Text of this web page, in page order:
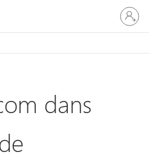
vous
à
compte
dans